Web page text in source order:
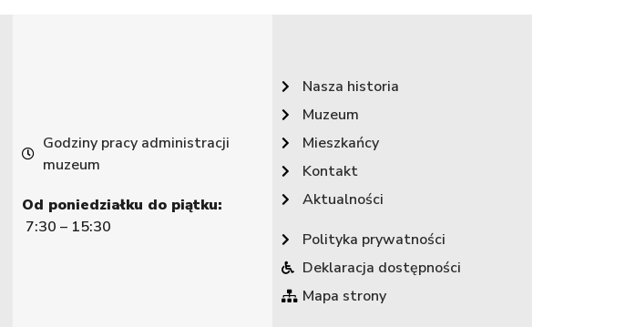
Godziny pracy administracji
muzeum
Od poniedziałku do piątku:
7:30 – 15:30
Nasza historia
Muzeum
Mieszkańcy
Kontakt
Aktualności
Polityka prywatności
Deklaracja dostępności
Mapa strony